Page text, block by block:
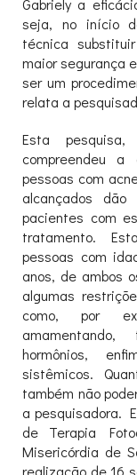
Gabriely a
seja, no início
técnica
maior segurança
ser um
relata a
Esta
compreendeu
pessoas com
alcançados
pacientes com
tratamento.
pessoas com
anos, de ambos
algumas
como, por
hormônios,
sistêmicos.
também não
a pesquisadora.
de Terapia
Misericórdia de
realização de 16